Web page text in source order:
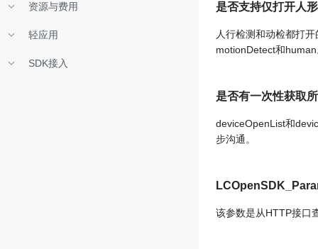
资源与费用
轻应用
SDK接入
是否支持仅打开人
人行检测和动检都打
motionDetect和
是否有一次性获取
deviceOpenList和
步沟通。
该参数是从HTTP接口